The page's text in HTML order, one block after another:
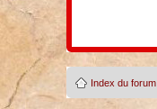
Index du forum